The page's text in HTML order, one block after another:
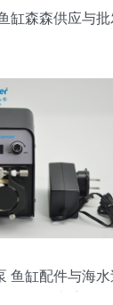
缸森森供应与
鱼缸配件与海